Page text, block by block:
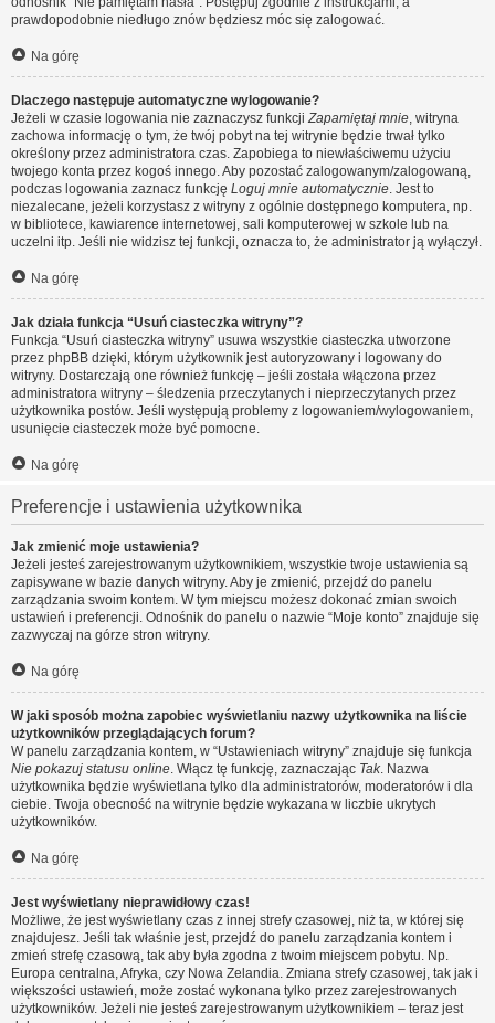
prawdopodobnie niedługo znów będziesz móc się zalogować.
Na górę
Dlaczego następuje automatyczne wylogowanie?
Jeżeli w czasie logowania nie zaznaczysz funkcjiZapamiętaj mnie, witryna
zachowa informację o tym, że twój pobyt na tej witrynie będzie trwał tylko
określony przez administratora czas. Zapobiega to niewłaściwemu użyciu
twojego konta przez kogoś innego. Aby pozostać zalogowanym/zalogowaną,
podczas logowania zaznacz funkcję Loguj mnie automatycznie. Jest to
niezalecane, jeżeli korzystasz z witryny z ogólnie dostępnego komputera, np.
w bibliotece, kawiarence internetowej, sali komputerowej w szkole lub na
uczelni itp. Jeśli nie widzisz tej funkcji, oznacza to, że administrator ją wyłączył.
Na górę
Jak działa funkcja “Usuń ciasteczka witryny”?
Funkcja “Usuń ciasteczka witryny” usuwa wszystkie ciasteczka utworzone
przez phpBB dzięki, którym użytkownik jest autoryzowany i logowany do
witryny. Dostarczają one również funkcję – jeśli została włączona przez
administratora witryny – śledzenia przeczytanych i nieprzeczytanych przez
użytkownika postów. Jeśli występują problemy z logowaniem/wylogowaniem,
usunięcie ciasteczek może być pomocne.
Na górę
Preferencje i ustawienia użytkownika
Jak zmienić moje ustawienia?
Jeżeli jesteś zarejestrowanym użytkownikiem, wszystkie twoje ustawienia są
zapisywane w bazie danych witryny. Aby je zmienić, przejdź do panelu
zarządzania swoim kontem. W tym miejscu możesz dokonać zmian swoich
ustawień i preferencji. Odnośnik do panelu o nazwie “Moje konto” znajduje się
zazwyczaj na górze stron witryny.
Na górę
W jaki sposób można zapobiec wyświetlaniu nazwy użytkownika na liście
użytkowników przeglądających forum?
W panelu zarządzania kontem, w “Ustawieniach witryny” znajduje się funkcja
Nie pokazuj statusu online. Włącz tę funkcję, zaznaczając Tak. Nazwa
użytkownika będzie wyświetlana tylko dla administratorów, moderatorów i dla
ciebie. Twoja obecność na witrynie będzie wykazana w liczbie ukrytych
użytkowników.
Na górę
Jest wyświetlany nieprawidłowy czas!
Możliwe, że jest wyświetlany czas z innej strefy czasowej, niż ta, w której się
znajdujesz. Jeśli tak właśnie jest, przejdź do panelu zarządzania kontem i
zmień strefę czasową, tak aby była zgodna z twoim miejscem pobytu. Np.
Europa centralna, Afryka, czy Nowa Zelandia. Zmiana strefy czasowej, tak jak i
większości ustawień, może zostać wykonana tylko przez zarejestrowanych
użytkowników. Jeżeli nie jesteś zarejestrowanym użytkownikiem – teraz jest